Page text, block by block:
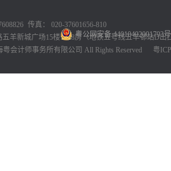
传真： 020-37601656-810
羊新城广场15楼1518房（地铁五号线五羊邨站D出
会计师事务所有限公司 All Rights Reserved
粤ICP
粤公网安备 44010402001793号